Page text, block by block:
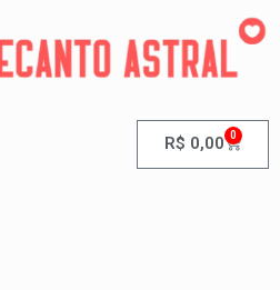
R$ 0,00 0